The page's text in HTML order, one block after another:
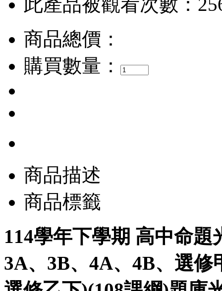
此產品被觀看次數：
商品總價：
購買數量：
商品描述
商品標籤
114學年下學期 高中命
3A、3B、4A、4B、選